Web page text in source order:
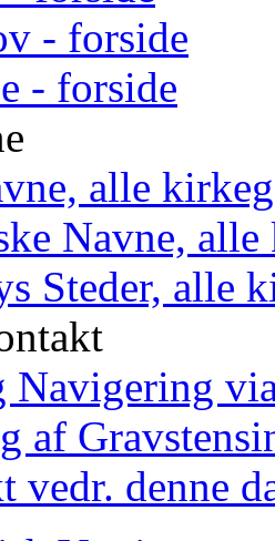
- forside
- forside
alle
Navne,
Steder, alle
Navigering
af
vedr. denne